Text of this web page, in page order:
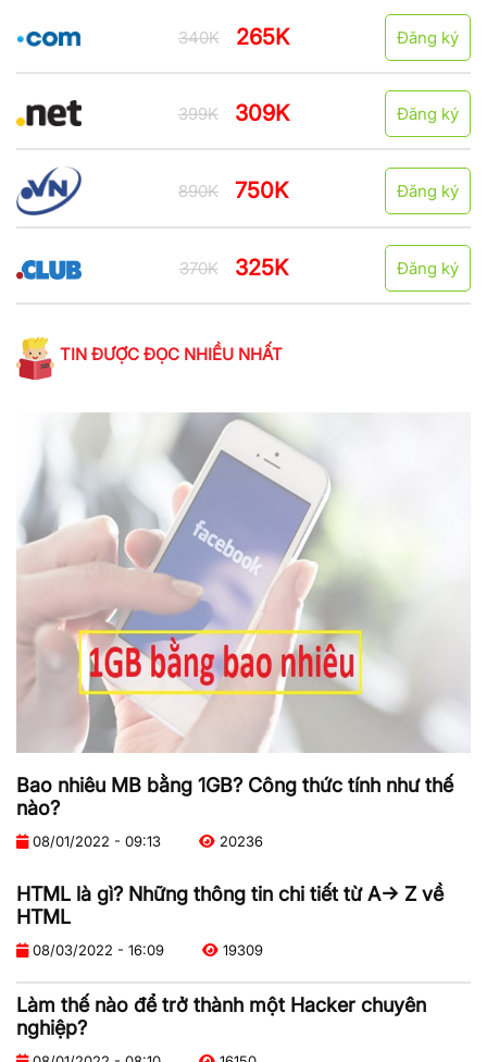
340K 265K Đăng ký
399K 309K Đăng ký
890K 750K Đăng ký
370K 325K Đăng ký
TIN ĐƯỢC ĐỌC NHIỀU NHẤT
Bao nhiêu MB bằng 1GB? Công thức tính như thế
nào?
08/01/2022 - 09:13 20236
HTML là gì? Những thông tin chi tiết từ A-> Z về
HTML
08/03/2022 - 16:09 19309
Làm thế nào để trở thành một Hacker chuyên
nghiệp?